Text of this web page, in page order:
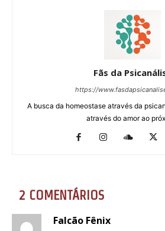
Fãs da
https://
A busca da homeostase através da
através do amor ao
2 COMENTÁRIOS
Falcão Fênix